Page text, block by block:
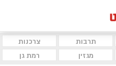
תרבות
צרכנות
מגזין רמת גן